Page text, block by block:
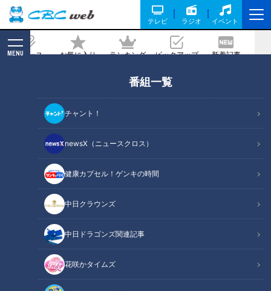
テレビ ラジオ イベント
ニュース お気に入り ランキング ピックアップ 新着記事
MENU
番組一覧
チャント！
newsX（ニュースクロス）
健康カプセル！ゲンキの時間
中日クラウンズ
中日ドラゴンズ関連記事
花咲かタイムズ
『ハオユー麺』をいただきます！【チャ
ント！】
2023/07/19 10:09